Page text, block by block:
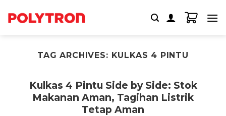
TAG ARCHIVES: KULKAS 4 PINTU
Kulkas 4 Pintu Side by Side: Stok
Makanan Aman, Tagihan Listrik
Tetap Aman